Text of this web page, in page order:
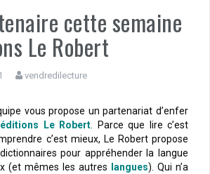
cette semaine
Le Robert
vendredilecture
vous propose un partenariat d’enfer
éditions Le Robert . Parce que lire c’est
c’est mieux, Le Robert propose
pour appréhender la langue
(et mêmes les autres langues). Qui n’a